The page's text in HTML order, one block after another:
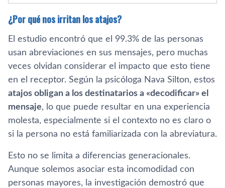
¿Por qué nos irritan los atajos?
El estudio encontró que el 99.3% de las personas
usan abreviaciones en sus mensajes, pero muchas
veces olvidan considerar el impacto que esto tiene
en el receptor. Según la psicóloga Nava Silton, estos
atajos obligan a los destinatarios a «decodificar» el
mensaje, lo que puede resultar en una experiencia
molesta, especialmente si el contexto no es claro o
si la persona no está familiarizada con la abreviatura.
Esto no se limita a diferencias generacionales.
Aunque solemos asociar esta incomodidad con
personas mayores, la investigación demostró que